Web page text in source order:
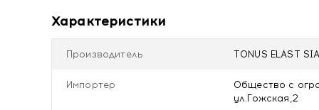
Трофические язвы невенозной этиологии.
Декомпенсированная сердечно-сосудистая
Облитерирующие заболевания артерий
Диабетическая невропатия и ангиопатия.
Характеристики
Производитель TONUS ELAST
Импортер
Общество с
ул.Гожская,2